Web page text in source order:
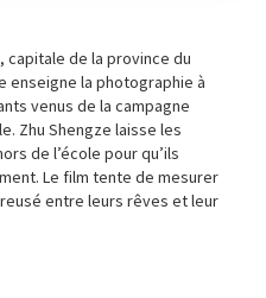
capitale de la province du
enseigne la photographie à
venus de la campagne
Zhu Shengze laisse les
de l’école pour qu’ils
Le film tente de mesurer
entre leurs rêves et leur